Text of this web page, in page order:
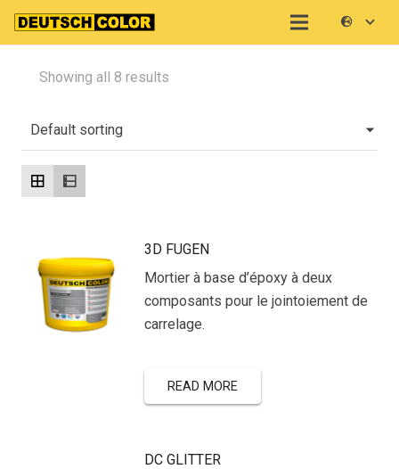
Showing all 8 results
3D FUGEN
Mortier à base d’époxy à deux
composants pour le jointoiement de
carrelage.
READ MORE
DC GLITTER